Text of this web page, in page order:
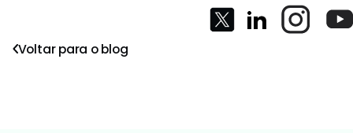
Voltar para o blog